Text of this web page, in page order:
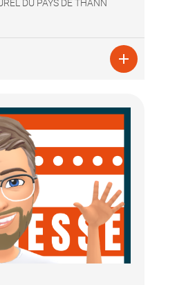
DU PAYS DE THANN
